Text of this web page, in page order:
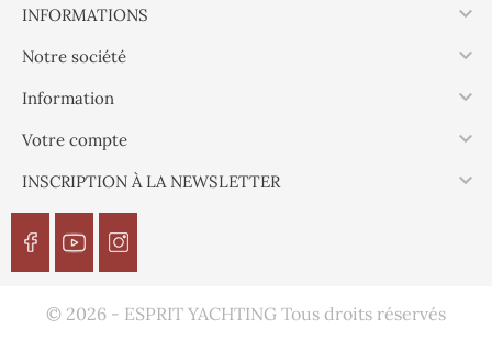
INFORMATIONS 
Notre société 
Information 
Votre compte 
INSCRIPTION À LA NEWSLETTER 
© 2026 - ESPRIT YACHTING Tous droits réservés